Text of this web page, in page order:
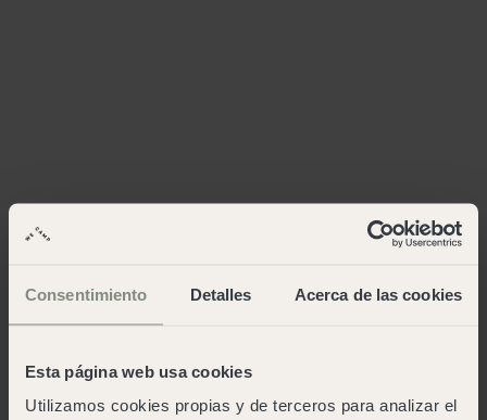
Consentimiento Detalles Acerca de las cookies
Esta página web usa cookies
Utilizamos cookies propias y de terceros para analizar el